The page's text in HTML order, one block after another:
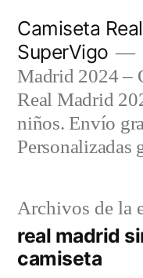
contenido
Camiseta
SuperVigo
Madrid 2024 –
Real Madrid
niños. Envío
Personalizadas
Archivos de la
real madrid
camiseta